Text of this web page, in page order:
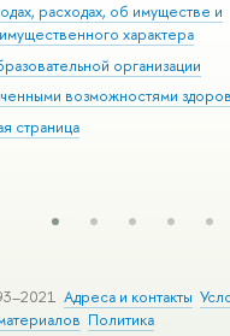
расходах, об имуществе и
характера
организации
возможностями
страница
Адреса и контакты
Политика